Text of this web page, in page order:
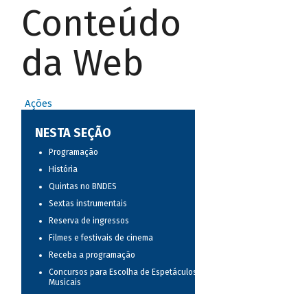
Conteúdo
da Web
Ações
NESTA SEÇÃO
Programação
História
Quintas no BNDES
Sextas instrumentais
Reserva de ingressos
Filmes e festivais de cinema
Receba a programação
Concursos para Escolha de Espetáculos
Musicais